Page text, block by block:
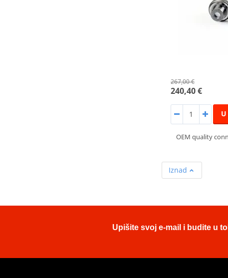
267,00 €
240,40 €
OEM quality
Iznad
Upišite svoj e-mail i budite u